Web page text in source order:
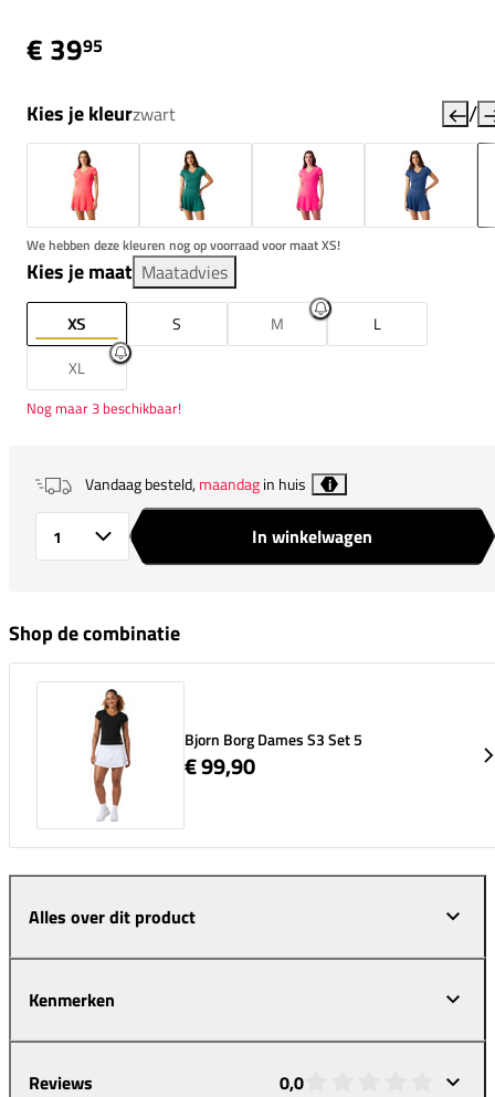
€ 3995
Kies je kleurzwart /
We hebben deze kleuren nog op voorraad voor maat XS!
Kies je maat Maatadvies
XS S M
L
XL
Nog maar 3 beschikbaar!
Vandaag besteld,maandagin huis i
In winkelwagen
Shop de combinatie
Bjorn Borg Dames S3 Set 5
€ 99,90
Alles over dit product
Kenmerken
Reviews 0,0